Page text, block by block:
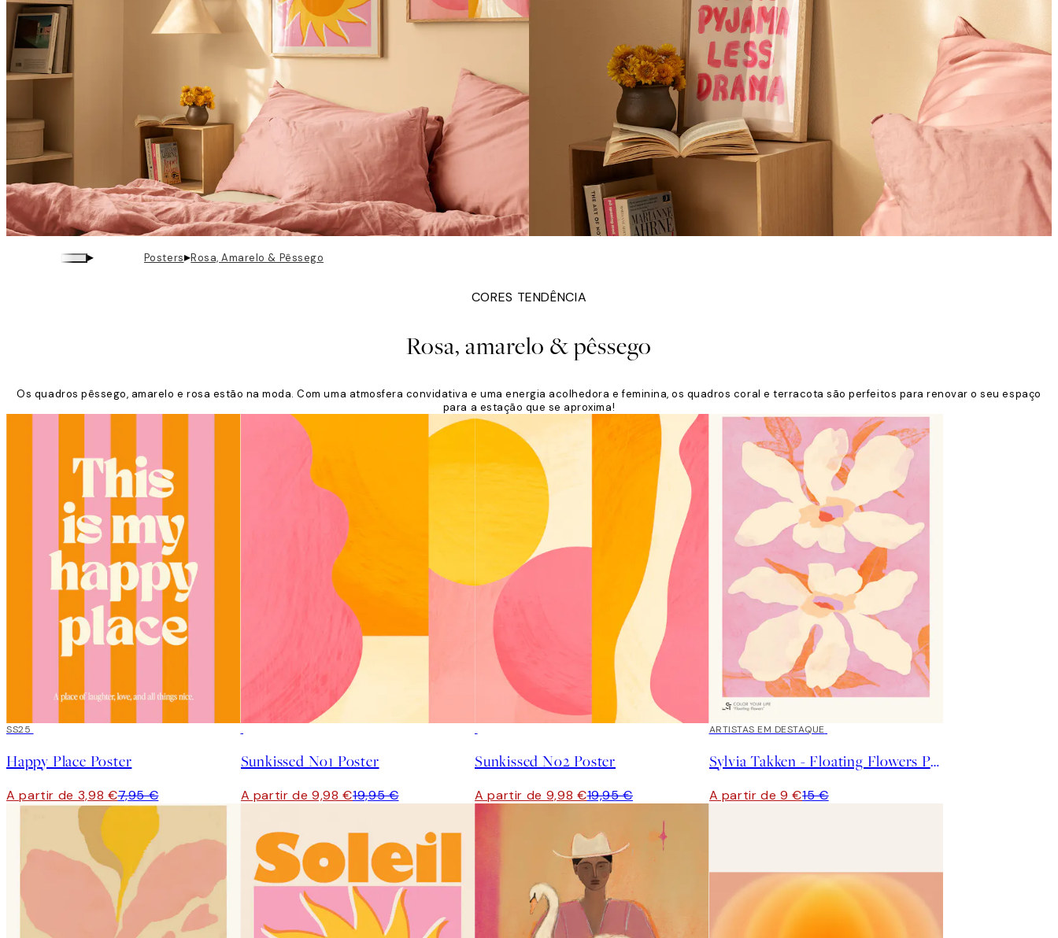
▸ Posters▸Rosa, Amarelo & Pêssego
CORES TENDÊNCIA
Rosa, amarelo & pêssego
Os quadros pêssego, amarelo e rosa estão na moda. Com uma atmosfera convidativa e uma energia acolhedora e feminina, os quadros coral e terracota são perfeitos para renovar o seu espaço
para a estação que se aproxima!
50%*
SS25
Happy Place Poster
A partir de 3,98 €7,95 €
Sunkissed No1 Poster
A partir de 9,98 €19,95 €
Sunkissed No2 Poster
A partir de 9,98 €19,95 €
40%*
ARTISTAS EM DESTAQUE
Sylvia Takken - Floating Flowers Poster
A partir de 9 €15 €